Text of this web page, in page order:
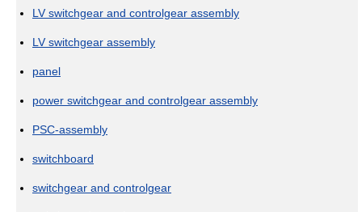
LV switchgear and controlgear assembly
LV switchgear assembly
panel
power switchgear and controlgear assembly
PSC-assembly
switchboard
switchgear and controlgear